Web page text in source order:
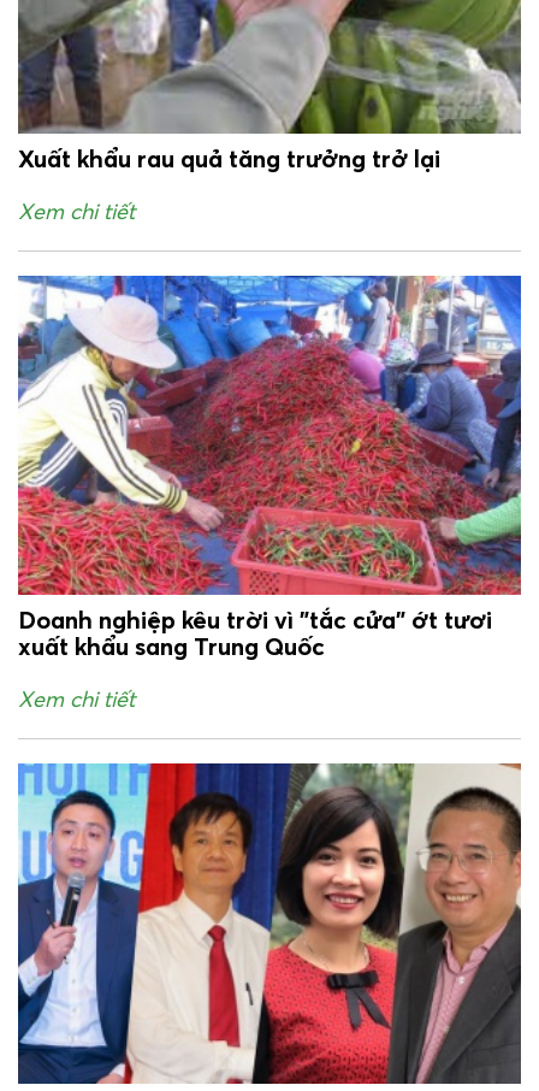
Xuất khẩu rau quả tăng trưởng trở lại
Xem chi tiết
Doanh nghiệp kêu trời vì "tắc cửa" ớt tươi
xuất khẩu sang Trung Quốc
Xem chi tiết